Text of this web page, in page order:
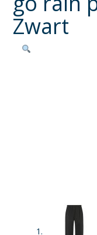
Zwart